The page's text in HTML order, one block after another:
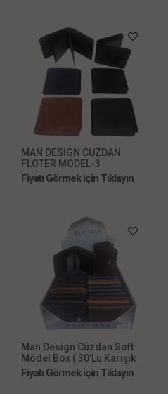
MAN DESIGN CÜZDAN
FLOTER MODEL-3
Fiyatı Görmek için Tıklayın
Man Design Cüzdan Soft
Model Box ( 30'Lu Karışık
Box)
Fiyatı Görmek için Tıklayın